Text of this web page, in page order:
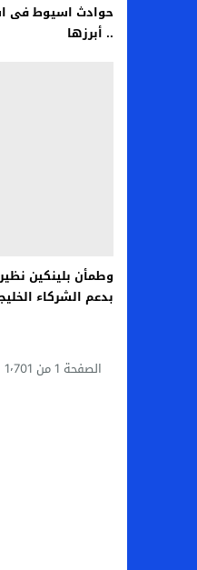
.. أبرزها
وطمأن بلينكين
بدعم الشركاء
الصفحة 1 من 1٬701